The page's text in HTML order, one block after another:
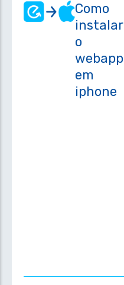
Como
instalar
o
webapp
em
iphone